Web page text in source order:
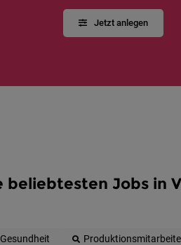
Jetzt anlegen
beliebtesten Jobs in
Gesundheit